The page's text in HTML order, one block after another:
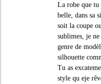
La robe que tu
belle, dans sa
soit la coupe
sublimes, je
genre de
silhouette
Tu as
style qu eje